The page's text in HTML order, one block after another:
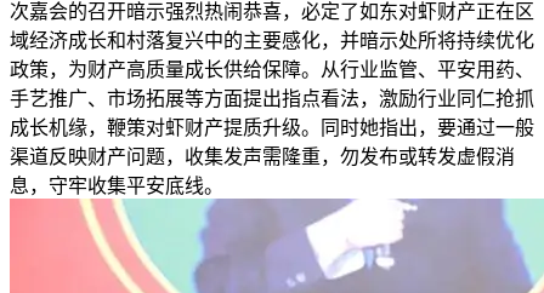
次嘉会的召开暗示强烈热闹恭喜，必定了如东对虾财产正在区
域经济成长和村落复兴中的主要感化，并暗示处所将持续优化
政策，为财产高质量成长供给保障。从行业监管、平安用药、
手艺推广、市场拓展等方面提出指点看法，激励行业同仁抢抓
成长机缘，鞭策对虾财产提质升级。同时她指出，要通过一般
渠道反映财产问题，收集发声需隆重，勿发布或转发虚假消
息，守牢收集平安底线。